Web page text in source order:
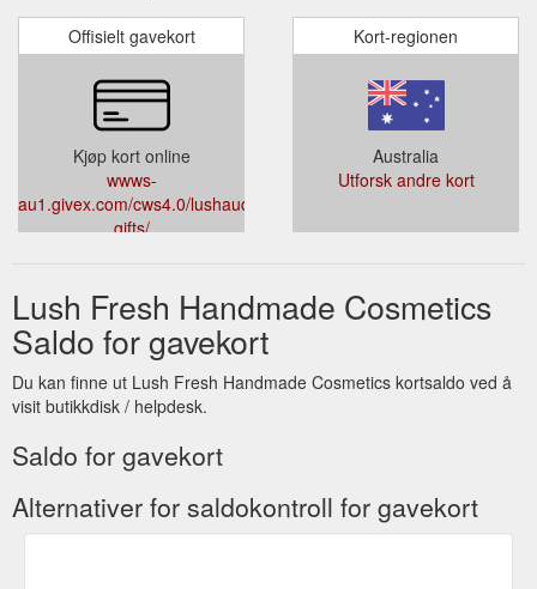
Offisielt gavekort
Kjøp kort online
wwws-
au1.givex.com/cws4.0/lushaud/e-
gifts/
Kort-regionen
Australia
Utforsk andre kort
Lush Fresh Handmade Cosmetics
Saldo for gavekort
Du kan finne ut Lush Fresh Handmade Cosmetics kortsaldo ved å
visit butikkdisk / helpdesk.
Saldo for gavekort
Alternativer for saldokontroll for gavekort